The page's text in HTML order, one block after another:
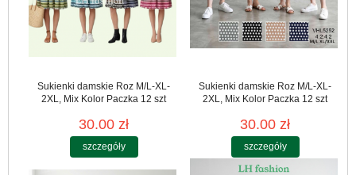
Sukienki damskie Roz M/L-XL-
2XL, Mix Kolor Paczka 12 szt
30.00 zł
szczegóły
Sukienki damskie Roz M/L-XL-
2XL, Mix Kolor Paczka 12 szt
30.00 zł
szczegóły